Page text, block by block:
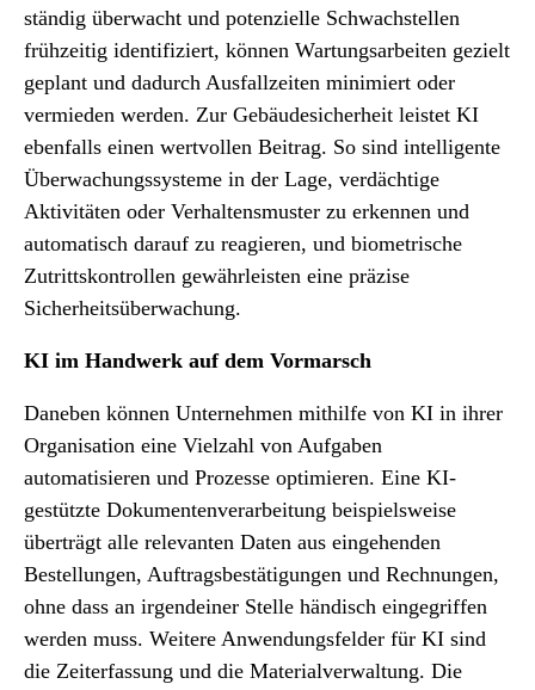
ständig überwacht und potenzielle Schwachstellen
frühzeitig identifiziert, können Wartungsarbeiten gezielt
geplant und dadurch Ausfallzeiten minimiert oder
vermieden werden. Zur Gebäudesicherheit leistet KI
ebenfalls einen wertvollen Beitrag. So sind intelligente
Überwachungssysteme in der Lage, verdächtige
Aktivitäten oder Verhaltensmuster zu erkennen und
automatisch darauf zu reagieren, und biometrische
Zutrittskontrollen gewährleisten eine präzise
Sicherheitsüberwachung.
KI im Handwerk auf dem Vormarsch
Daneben können Unternehmen mithilfe von KI in ihrer
Organisation eine Vielzahl von Aufgaben
automatisieren und Prozesse optimieren. Eine KI-
gestützte Dokumentenverarbeitung beispielsweise
überträgt alle relevanten Daten aus eingehenden
Bestellungen, Auftragsbestätigungen und Rechnungen,
ohne dass an irgendeiner Stelle händisch eingegriffen
werden muss. Weitere Anwendungsfelder für KI sind
die Zeiterfassung und die Materialverwaltung. Die